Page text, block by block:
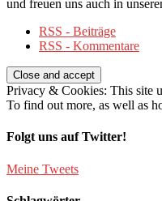
und freuen uns auch in
RSS - Beiträge
RSS - Kommentare
Privacy & Cookies: This site
To find out more, as well as
Folgt uns auf Twitter!
Meine Tweets